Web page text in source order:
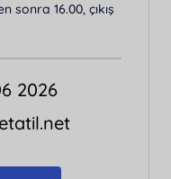
16.00, çıkış
2026